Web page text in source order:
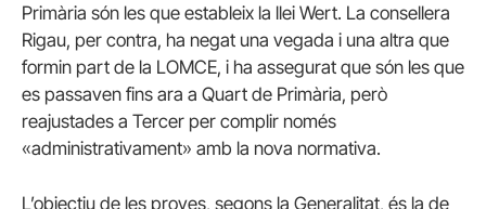
Primària són les que estableix la llei Wert. La consellera
Rigau, per contra, ha negat una vegada i una altra que
formin part de la LOMCE, i ha assegurat que són les que
es passaven fins ara a Quart de Primària, però
reajustades a Tercer per complir només
«administrativament» amb la nova normativa.
L’objectiu de les proves, segons la Generalitat, és la de